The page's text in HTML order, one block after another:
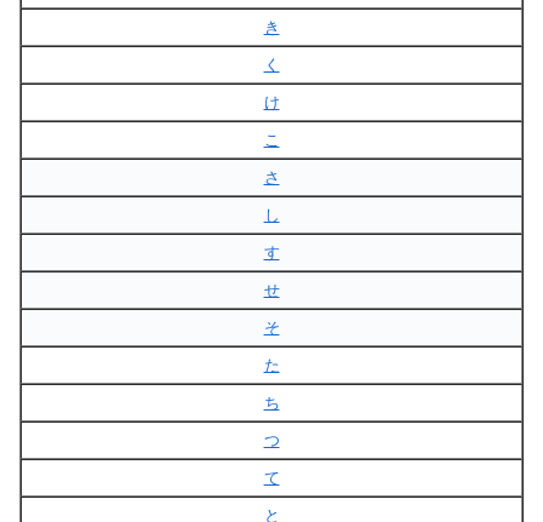
き
く
け
こ
さ
し
す
せ
そ
た
ち
つ
て
と